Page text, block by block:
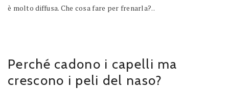
è molto diffusa. Che cosa fare per frenarla?..
Perché cadono i capelli ma
crescono i peli del naso?